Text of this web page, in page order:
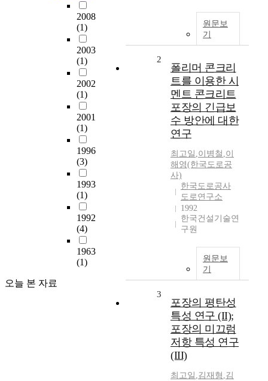
2008
(1)
2003
(1)
2002
(1)
2001
(1)
1996
(3)
1993
(1)
1992
(4)
1963
(1)
오늘 본 자료
원문보
기
2
폴리머 콘크리
트를 이용한 시
멘트 콘크리트
포장의 긴급보
수 방안에 대한
연구
최고일 ,이병철 ,이
해영(한국도로공
사)
한국도로공사
도로연구소
1992
한국건설기술연
구원
원문보
기
3
포장의 평탄성
특성 연구 (II);
포장의 미끄럼
저항 특성 연구
(III)
최고일 ,김재형 ,김